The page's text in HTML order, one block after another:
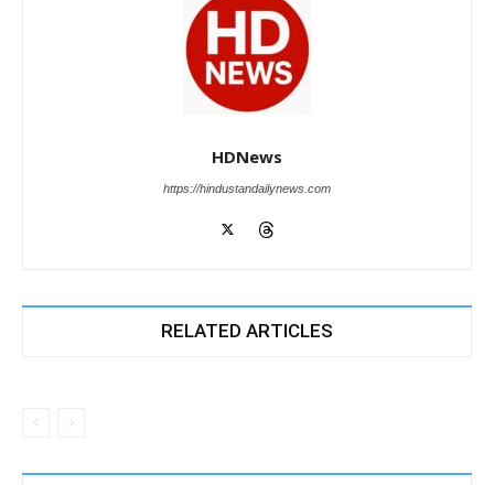
HDNews
https://hindustandailynews.com
RELATED ARTICLES